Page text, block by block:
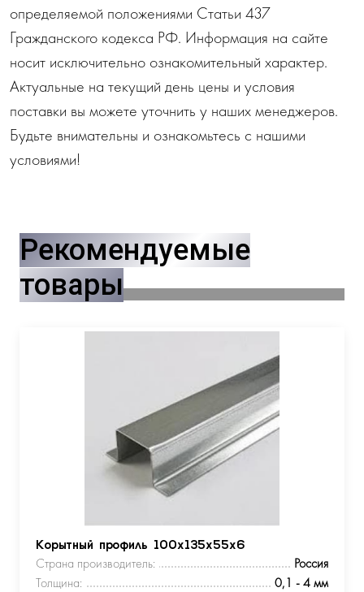
определяемой положениями Статьи 437
Гражданского кодекса РФ. Информация на сайте
носит исключительно ознакомительный характер.
Актуальные на текущий день цены и условия
поставки вы можете уточнить у наших менеджеров.
Будьте внимательны и ознакомьтесь с нашими
условиями!
Рекомендуемые
товары
Корытный профиль 100х135х55х6
Страна производитель:
Россия
Толщина:
0,1 - 4 мм